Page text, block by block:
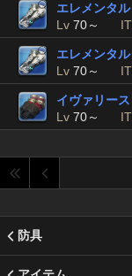
エレメンタ
Lv 70～
エレメンタ
Lv 70～
イヴァリー
Lv 70～
防具